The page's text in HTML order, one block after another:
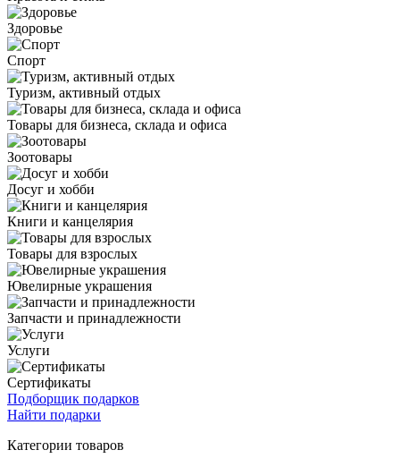
Здоровье
Спорт
Туризм, активный отдых
Товары для бизнеса, склада и офиса
Зоотовары
Досуг и хобби
Книги и канцелярия
Товары для взрослых
Ювелирные украшения
Запчасти и принадлежности
Услуги
Сертификаты
Подборщик подарков
Найти подарки
Категории товаров